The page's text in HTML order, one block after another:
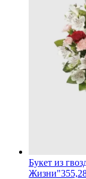
Букет из
Жизни"